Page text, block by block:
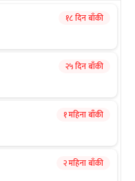
१८ दिन बाँकी
२५ दिन बाँकी
१ महिना बाँकी
२ महिना बाँकी